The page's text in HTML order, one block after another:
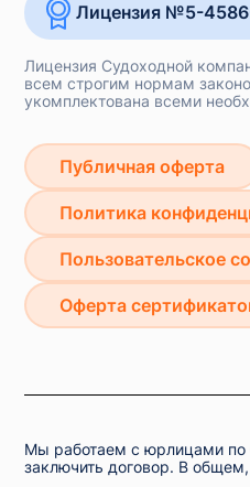
Лицензия №5-
Лицензия Судоходной
всем строгим нормам
укомплектована всеми
Публичная оферта
Политика
Пользовательское
Оферта
Мы работаем с юрлицами
заключить договор. В